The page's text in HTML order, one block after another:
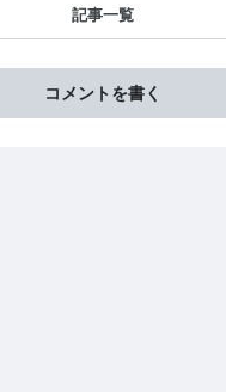
記事一覧
コメントを書く